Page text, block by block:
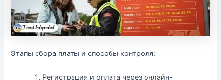
Этапы сбора платы и способы контроля:
Регистрация и оплата через онлайн-